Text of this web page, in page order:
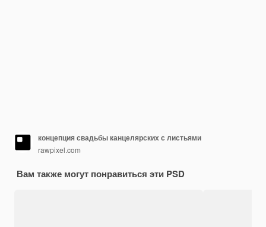
концепция свадьбы канцелярских с листьями
rawpixel.com
Вам также могут понравиться эти PSD